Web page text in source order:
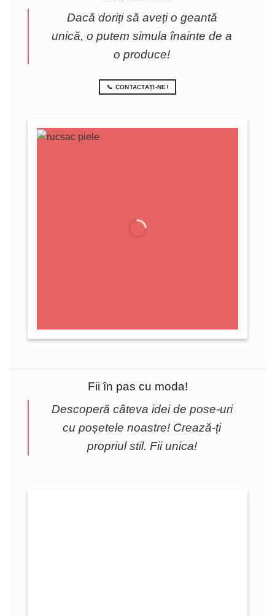
Dacă doriți să aveți o geantă
unică, o putem simula înainte de a
o produce!
📞 CONTACTAȚI-NE!
Fii în pas cu moda!
Descoperă câteva idei de pose-uri
cu poșetele noastre! Crează-ți
propriul stil. Fii unica!